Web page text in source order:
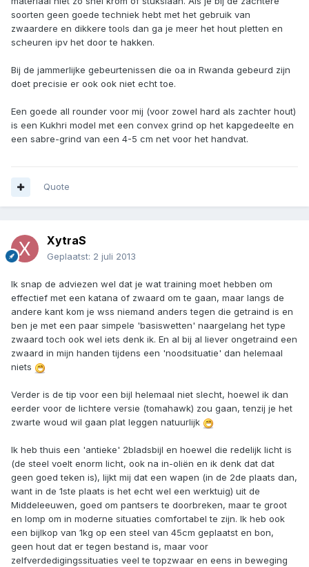
soorten geen goede techniek hebt met het gebruik van
zwaardere en dikkere tools dan ga je meer het hout pletten en
scheuren ipv het door te hakken.
Bij de jammerlijke gebeurtenissen die oa in Rwanda gebeurd zijn
doet precisie er ook ook niet echt toe.
Een goede all rounder voor mij (voor zowel hard als zachter hout)
is een Kukhri model met een convex grind op het kapgedeelte en
een sabre-grind van een 4-5 cm net voor het handvat.
Quote
XytraS
Geplaatst: 2 juli 2013
Ik snap de adviezen wel dat je wat training moet hebben om
effectief met een katana of zwaard om te gaan, maar langs de
andere kant kom je wss niemand anders tegen die getraind is en
ben je met een paar simpele 'basiswetten' naargelang het type
zwaard toch ook wel iets denk ik. En al bij al liever ongetraind een
zwaard in mijn handen tijdens een 'noodsituatie' dan helemaal
niets
Verder is de tip voor een bijl helemaal niet slecht, hoewel ik dan
eerder voor de lichtere versie (tomahawk) zou gaan, tenzij je het
zwarte woud wil gaan plat leggen natuurlijk
Ik heb thuis een 'antieke' 2bladsbijl en hoewel die redelijk licht is
(de steel voelt enorm licht, ook na in-oliën en ik denk dat dat
geen goed teken is), lijkt mij dat een wapen (in de 2de plaats dan,
want in de 1ste plaats is het echt wel een werktuig) uit de
Middeleeuwen, goed om pantsers te doorbreken, maar te groot
en lomp om in moderne situaties comfortabel te zijn. Ik heb ook
een bijlkop van 1kg op een steel van 45cm geplaatst en bon,
geen hout dat er tegen bestand is, maar voor
zelfverdedigingssituaties veel te topzwaar en eens in beweging